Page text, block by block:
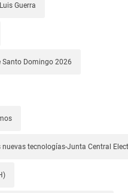
Guerra
Santo Domingo 2026
tecnologías-Junta Central